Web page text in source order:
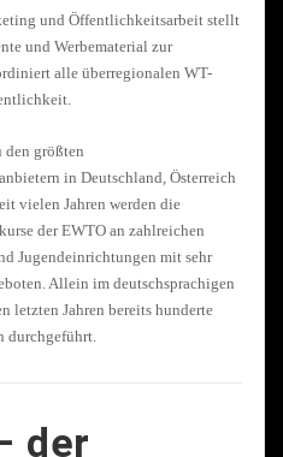
und Öffentlichkeitsarbeit stellt
und Werbematerial zur
alle überregionalen WT-
den größten
in Deutschland, Österreich
vielen Jahren werden die
der EWTO an zahlreichen
Jugendeinrichtungen mit sehr
Allein im deutschsprachigen
letzten Jahren bereits hunderte
durchgeführt.
der